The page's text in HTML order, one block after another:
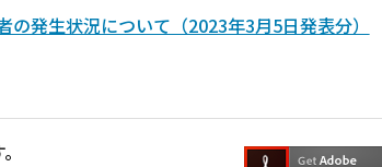
発生状況について（2023年3月5日発表分）